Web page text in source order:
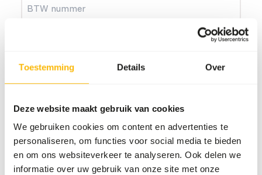
Toestemming Details Over
Deze website maakt gebruik van cookies
We gebruiken cookies om content en advertenties te
personaliseren, om functies voor social media te bieden
en om ons websiteverkeer te analyseren. Ook delen we
informatie over uw gebruik van onze site met onze
Verwachte jaarlijkse afname in kg’s *(verplicht)